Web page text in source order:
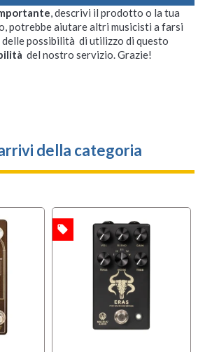
, descrivi il prodotto o la tua
potrebbe aiutare altri musicisti a farsi
delle possibilità di utilizzo di questo
del nostro servizio. Grazie!
della categoria
local_offer